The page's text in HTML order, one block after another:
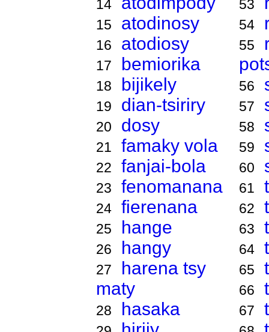
14
15 atodinosy
16 atodiosy
17 bemiorika
18 bijikely
19 dian-tsiriry
20 dosy
21 famaky vola
22 fanjai-bola
23 fenomanana
24 fierenana
25 hange
26 hangy
27
harena tsy
maty
28 hasaka
53
54
55
56
57
58
59
60
61
62
63
64
65
66
67